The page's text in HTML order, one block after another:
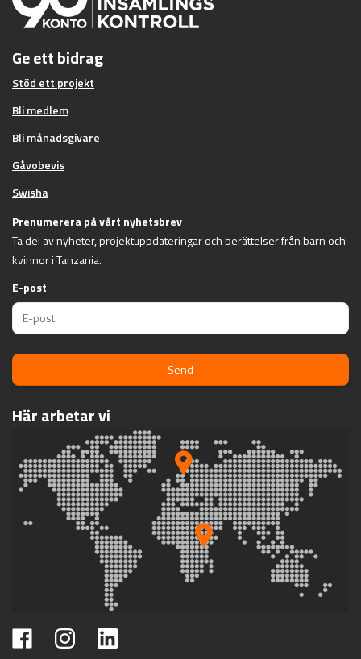
Ge ett bidrag
Stöd ett projekt
Bli medlem
Bli månadsgivare
Gåvobevis
Swisha
Prenumerera på vårt nyhetsbrev
Ta del av nyheter, projektuppdateringar och berättelser från barn och
kvinnor i Tanzania.
E-post
Send
Här arbetar vi